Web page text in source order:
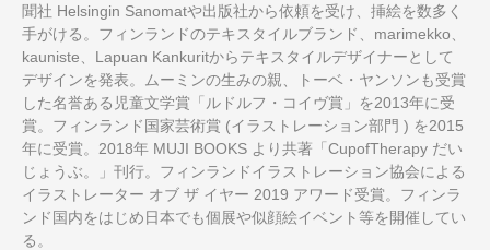
聞社 Helsingin Sanomatや出版社から依頼を受け、挿絵を数多く
手がける。フィンランドのテキスタイルブランド、marimekko、
kauniste、Lapuan Kankuritからテキスタイルデザイナーとして
デザインを発表。ムーミンの生みの親、トーベ・ヤンソンも受賞
した名誉ある児童文学賞「ルドルフ・コイヴ賞」を2013年に受
賞。フィンランド国家芸術賞 (イラストレーション部門 ) を2015
年に受賞。2018年 MUJI BOOKS より共著「CupofTherapy だい
じょうぶ。」刊行。フィンランドイラストレーション協会による
イラストレーター オブ ザ イヤー 2019 アワード受賞。フィンラ
ンド国内をはじめ日本でも個展や似顔絵イベント等を開催してい
る。